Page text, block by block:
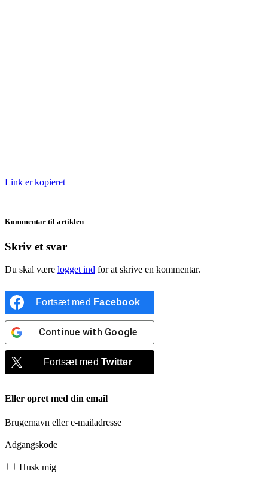
Link er kopieret
Kommentar til artiklen
Skriv et svar
Du skal være logget ind for at skrive en kommentar.
Fortsæt med Facebook
Continue with Google
Fortsæt medTwitter
Eller opret med din email
Brugernavn eller e-mailadresse
Adgangskode
Husk mig